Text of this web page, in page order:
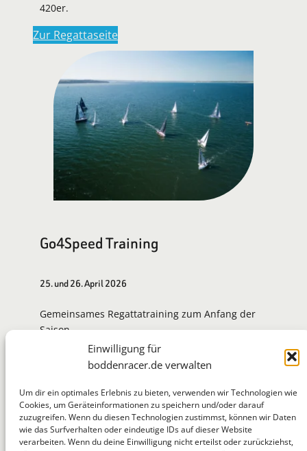
Einwilligung für
boddenracer.de verwalten
Um dir ein optimales Erlebnis zu bieten, verwenden wir Technologien wie
Cookies, um Geräteinformationen zu speichern und/oder darauf
zuzugreifen. Wenn du diesen Technologien zustimmst, können wir Daten
wie das Surfverhalten oder eindeutige IDs auf dieser Website
verarbeiten. Wenn du deine Einwilligung nicht erteilst oder zurückziehst,
420er.
Zur Regattaseite
Go4Speed Training
25. und 26. April 2026
Gemeinsames Regattatraining zum Anfang der
Saison.
Zur Eventseite
BoddenRacer